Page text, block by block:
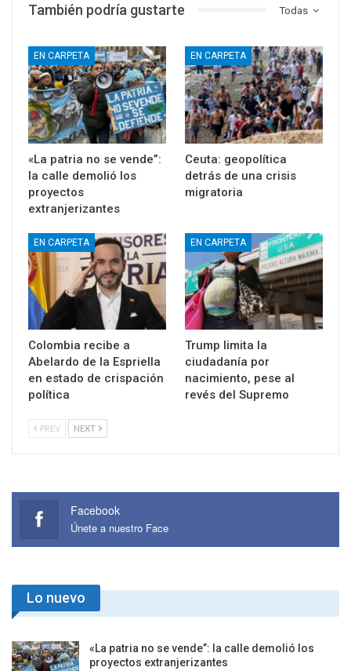
Todas
También podría gustarte
EN CARPETA
«La patria no se vende”:
la calle demolió los
proyectos
extranjerizantes
EN CARPETA
Ceuta: geopolítica
detrás de una crisis
migratoria
EN CARPETA
Colombia recibe a
Abelardo de la Espriella
en estado de crispación
política
EN CARPETA
Trump limita la
ciudadanía por
nacimiento, pese al
revés del Supremo
PREV NEXT
Facebook
Únete a nuestro Face
Lo nuevo
«La patria no se vende”: la calle demolió los
proyectos extranjerizantes